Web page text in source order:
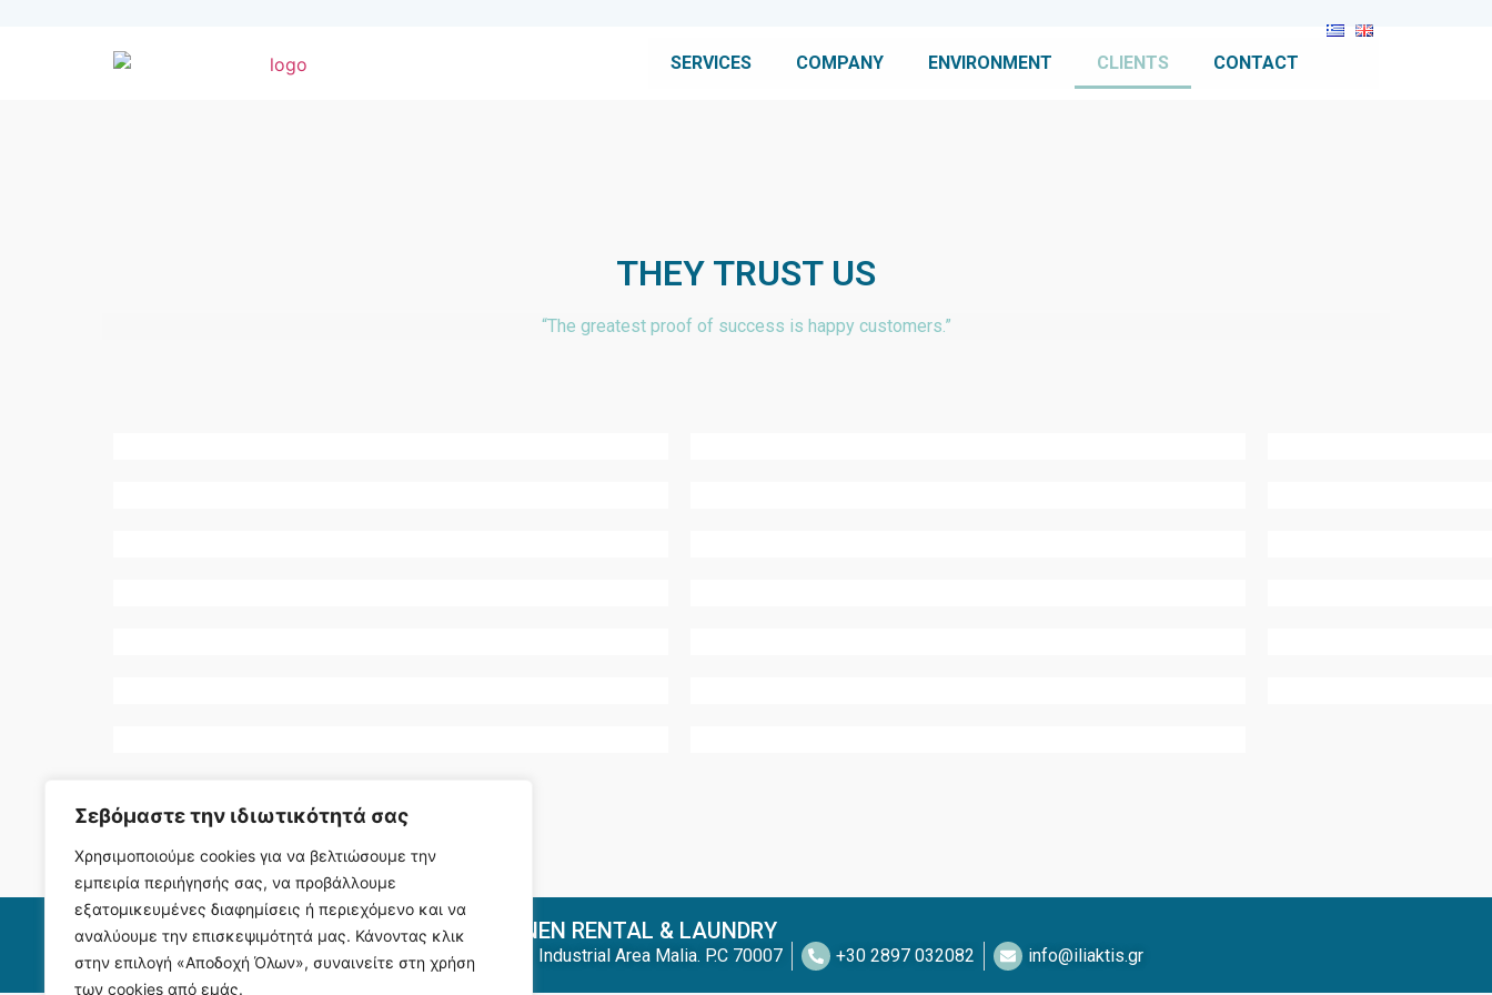
Σεβόμαστε την ιδιωτικότητά σας
Χρησιμοποιούμε cookies για να βελτιώσουμε την
εμπειρία περιήγησής σας, να προβάλλουμε
εξατομικευμένες διαφημίσεις ή περιεχόμενο και να
αναλύουμε την επισκεψιμότητά μας. Κάνοντας κλικ
στην επιλογή «Αποδοχή Όλων», συναινείτε στη χρήση
των cookies από εμάς.
SERVICES COMPANY ENVIRONMENT CLIENTS CONTACT
THEY TRUST US
“The greatest proof of success is happy customers.”
LINEN RENTAL & LAUNDRY
Industrial Area Malia. P.C 70007 +30 2897 032082 info@iliaktis.gr